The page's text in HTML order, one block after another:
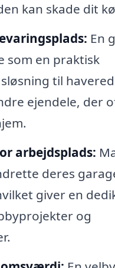
kan skade dit
En
som en praktisk
til
ejendele, der
arbejdsplads:
deres
giver en
og